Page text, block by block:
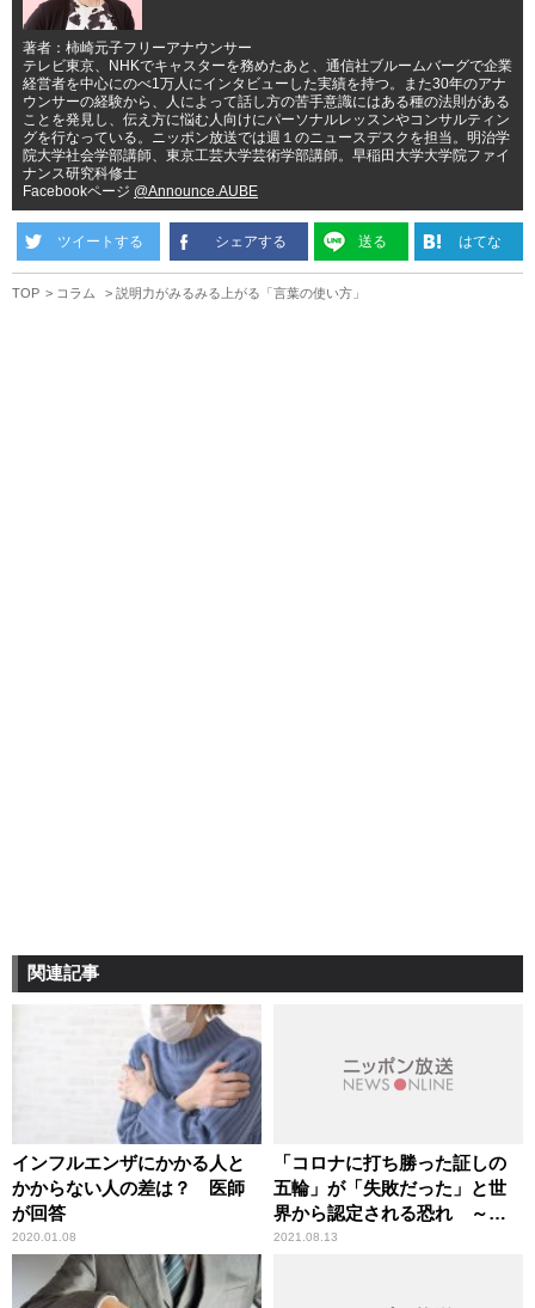
著者：柿崎元子フリーアナウンサー
テレビ東京、NHKでキャスターを務めたあと、通信社ブルームバーグで企業
経営者を中心にのべ1万人にインタビューした実績を持つ。また30年のアナ
ウンサーの経験から、人によって話し方の苦手意識にはある種の法則がある
ことを発見し、伝え方に悩む人向けにパーソナルレッスンやコンサルティン
グを行なっている。ニッポン放送では週１のニュースデスクを担当。明治学
院大学社会学部講師、東京工芸大学芸術学部講師。早稲田大学大学院ファイ
ナンス研究科修士
Facebookページ @Announce.AUBE
ツイートする シェアする 送る はてな
TOP コラム 説明力がみるみる上がる「言葉の使い方」
関連記事
インフルエンザにかかる人と
かからない人の差は？ 医師
が回答
2020.01.08
「コロナに打ち勝った証しの
五輪」が「失敗だった」と世
界から認定される恐れ ～し
っかり抑え込む対策を
2021.08.13